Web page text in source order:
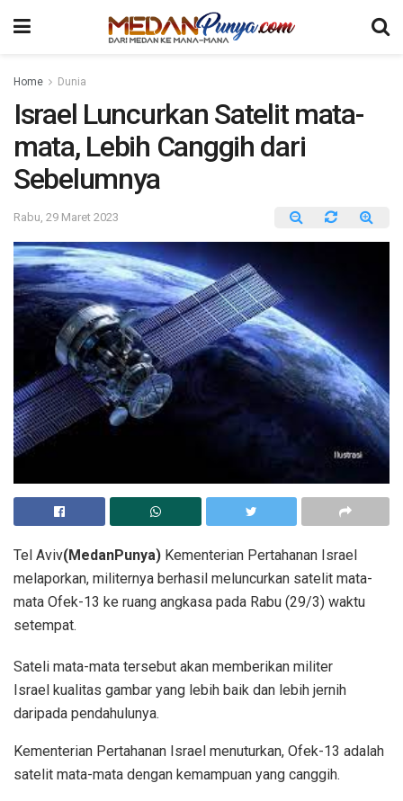
Home Dunia
Israel Luncurkan Satelit mata-
mata, Lebih Canggih dari
Sebelumnya
Rabu, 29 Maret 2023
Tel Aviv(MedanPunya) Kementerian Pertahanan Israel
melaporkan, militernya berhasil meluncurkan satelit mata-
mata Ofek-13 ke ruang angkasa pada Rabu (29/3) waktu
setempat.
Sateli mata-mata tersebut akan memberikan militer
Israel kualitas gambar yang lebih baik dan lebih jernih
daripada pendahulunya.
Kementerian Pertahanan Israel menuturkan, Ofek-13 adalah
satelit mata-mata dengan kemampuan yang canggih.